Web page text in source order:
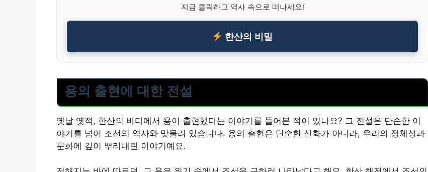
지금 클릭하고 역사 속으로 떠나세요!
한산의 비밀
용의 출현에 대한 전설
옛날 옛적, 한산의 바다에서 용이 출현했다는 이야기를 들어본 적이 있나요? 그 전설은 단순한 이
야기를 넘어 조선의 역사와 맞물려 있습니다. 용의 출현은 단순한 신화가 아니라, 우리의 정체성과
문화에 깊이 뿌리내린 이야기예요.